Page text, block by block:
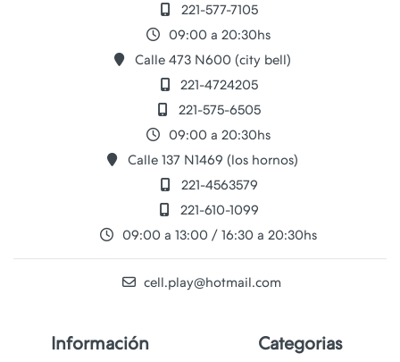
221-577-7105
09:00 a 20:30hs
Calle 473 N600 (city bell)
221-4724205
221-575-6505
09:00 a 20:30hs
Calle 137 N1469 (los hornos)
221-4563579
221-610-1099
09:00 a 13:00 / 16:30 a 20:30hs
cell.play@hotmail.com
Información Categorias